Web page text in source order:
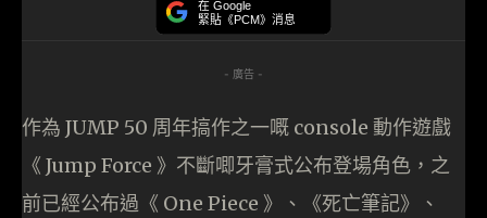
在 Google
緊貼《PCM》消息
- 廣告 -
作為 JUMP 50 周年搞作之一嘅 console 動作遊戲
《 Jump Force 》不斷唧牙膏式公布登場角色，之
前已經公布過《 One Piece 》、《死亡筆記》、